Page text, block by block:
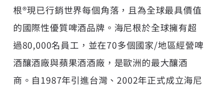
根®現已行銷世界每個角落，且為全球最具價值
的國際性優質啤酒品牌。海尼根於全球擁有超
過80,000名員工，並在70多個國家/地區經營啤
酒釀酒廠與蘋果酒酒廠，是歐洲的最大釀酒
商。自1987年引進台灣、2002年正式成立海尼